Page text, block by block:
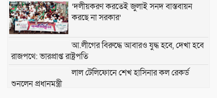
‘দলীয়করণ করতেই জুলাই সনদ বাস্তবায়ন
করছে না সরকার’
আ.লীগের বিরুদ্ধে আবারও যুদ্ধ হবে, দেখা হবে
রাজপথে: ভারপ্রাপ্ত রাষ্ট্রপতি
লাল টেলিফোনে শেখ হাসিনার কল রেকর্ড
শুনলেন প্রধানমন্ত্রী